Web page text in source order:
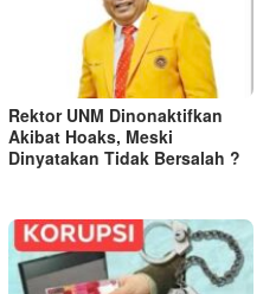
Rektor UNM Dinonaktifkan
Akibat Hoaks, Meski
Dinyatakan Tidak Bersalah ?